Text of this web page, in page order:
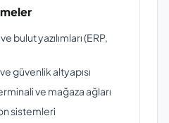
bulut yazılımları (ERP,
güvenlik altyapısı
ve mağaza ağları
sistemleri